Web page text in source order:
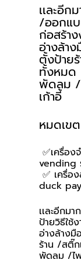
เเละอี
/ออกแบ
ก่อสร้า
อ่างล้า
ตั้งป้าย
ทั้งหมด
พัดลม /
เก้าอี้
หมดเข
vending
duck pay
เเละอีกม
ป้ายวิธีใช้
อ่างล้าง
ร้าน /สติ๊ก
พัดลม /ไ